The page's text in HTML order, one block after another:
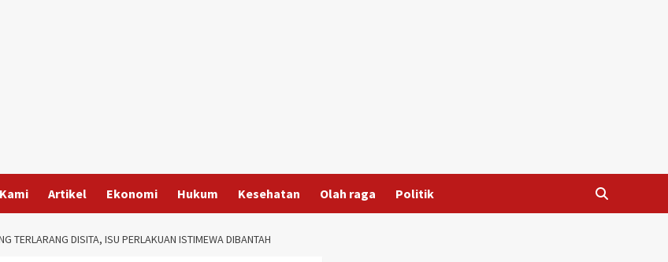
Artikel Ekonomi Hukum Kesehatan Olah raga Politik
TERLARANG DISITA, ISU PERLAKUAN ISTIMEWA DIBANTAH